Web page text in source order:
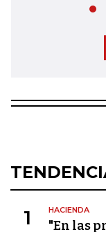
1 HACIENDA
"En las